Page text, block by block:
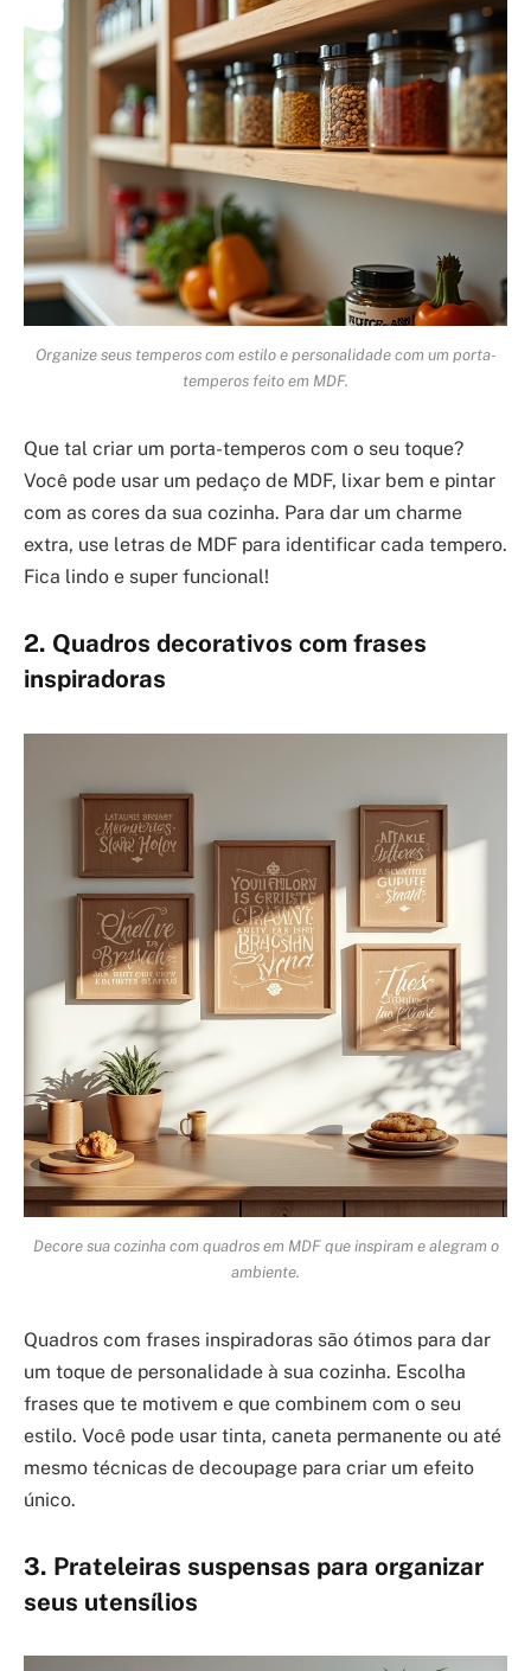
Organize seus temperos com estilo e personalidade com um porta-
temperos feito em MDF.
Que tal criar um porta-temperos com o seu toque?
Você pode usar um pedaço de MDF, lixar bem e pintar
com as cores da sua cozinha. Para dar um charme
extra, use letras de MDF para identificar cada tempero.
Fica lindo e super funcional!
2. Quadros decorativos com frases
inspiradoras
Decore sua cozinha com quadros em MDF que inspiram e alegram o
ambiente.
Quadros com frases inspiradoras são ótimos para dar
um toque de personalidade à sua cozinha. Escolha
frases que te motivem e que combinem com o seu
estilo. Você pode usar tinta, caneta permanente ou até
mesmo técnicas de decoupage para criar um efeito
único.
3. Prateleiras suspensas para organizar
seus utensílios